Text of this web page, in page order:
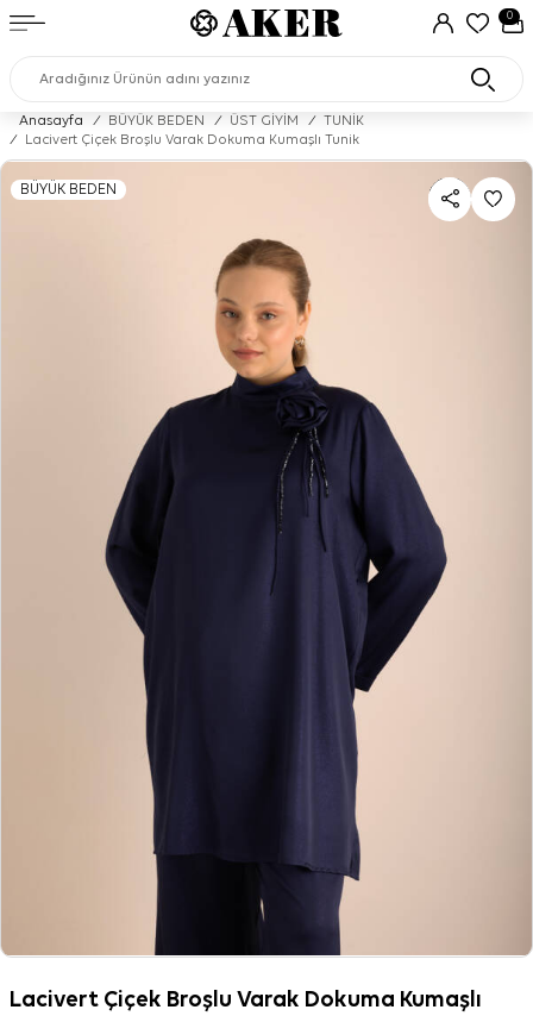
0
Anasayfa / BÜYÜK BEDEN / ÜST GİYİM /
TUNİK
/
Lacivert Çiçek Broşlu Varak Dokuma Kumaşlı Tunik
BÜYÜK BEDEN
Lacivert Çiçek Broşlu Varak Dokuma Kumaşlı